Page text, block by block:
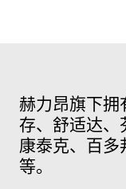
赫力昂旗下拥
存、舒适达、
康泰克、百多
等。